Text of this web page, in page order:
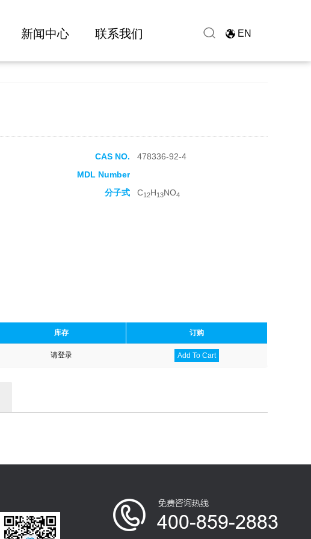
新闻中心 联系我们 EN
CAS NO.
478336-92-4
MDL Number
分子式 C12H13NO4
库存 订购
请登录 Add To Cart